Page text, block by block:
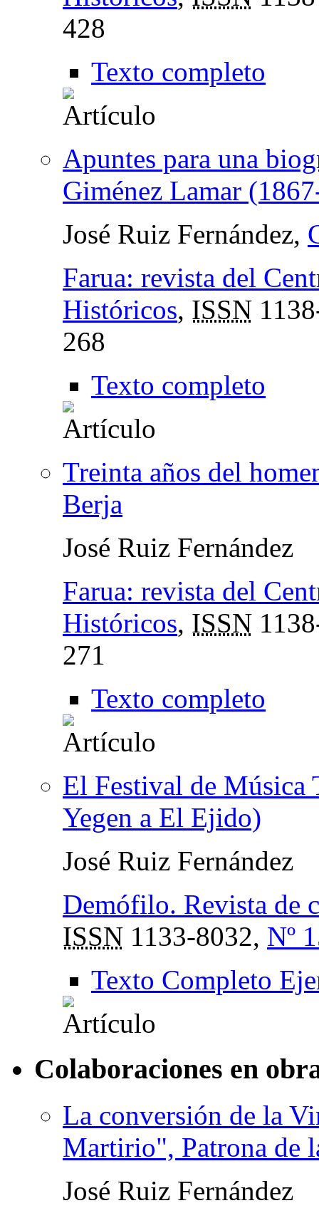
428
Texto completo
Apuntes para una
Giménez Lamar
José Ruiz Fernández,
Farua: revista del
Históricos, ISSN
268
Texto completo
Treinta años del
Berja
José Ruiz Fernández
Farua: revista del
Históricos, ISSN
271
Texto completo
El Festival de Música
Yegen a El Ejido)
José Ruiz Fernández
Demófilo. Revista de
ISSN 1133-8032, Nº
Texto Completo
Colaboraciones en
La conversión de la
Martirio", Patrona de
José Ruiz Fernández